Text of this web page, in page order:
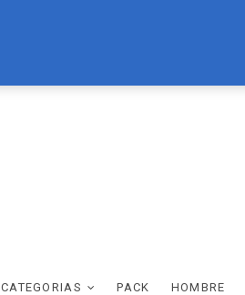
CATEGORIAS PACK HOMBRE